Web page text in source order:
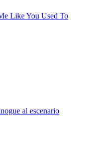
Like You Used To
al escenario